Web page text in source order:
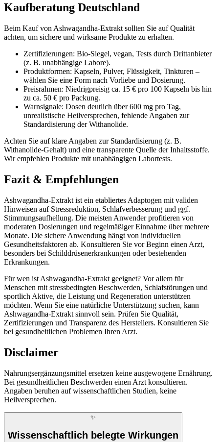
Kaufberatung Deutschland
Beim Kauf von Ashwagandha-Extrakt sollten Sie auf Qualität
achten, um sichere und wirksame Produkte zu erhalten.
Zertifizierungen: Bio-Siegel, vegan, Tests durch Drittanbieter
(z. B. unabhängige Labore).
Produktformen: Kapseln, Pulver, Flüssigkeit, Tinkturen –
wählen Sie eine Form nach Vorliebe und Dosierung.
Preisrahmen: Niedrigpreisig ca. 15 € pro 100 Kapseln bis hin
zu ca. 50 € pro Packung.
Warnsignale: Dosen deutlich über 600 mg pro Tag,
unrealistische Heilversprechen, fehlende Angaben zur
Standardisierung der Withanolide.
Achten Sie auf klare Angaben zur Standardisierung (z. B.
Withanolide-Gehalt) und eine transparente Quelle der Inhaltsstoffe.
Wir empfehlen Produkte mit unabhängigen Labortests.
Fazit & Empfehlungen
Ashwagandha-Extrakt ist ein etabliertes Adaptogen mit validen
Hinweisen auf Stressreduktion, Schlafverbesserung und ggf.
Stimmungsaufhellung. Die meisten Anwender profitieren von
moderaten Dosierungen und regelmäßiger Einnahme über mehrere
Monate. Die sichere Anwendung hängt von individuellen
Gesundheitsfaktoren ab. Konsultieren Sie vor Beginn einen Arzt,
besonders bei Schilddrüsenerkrankungen oder bestehenden
Erkrankungen.
Für wen ist Ashwagandha-Extrakt geeignet? Vor allem für
Menschen mit stressbedingten Beschwerden, Schlafstörungen und
sportlich Aktive, die Leistung und Regeneration unterstützen
möchten. Wenn Sie eine natürliche Unterstützung suchen, kann
Ashwagandha-Extrakt sinnvoll sein. Prüfen Sie Qualität,
Zertifizierungen und Transparenz des Herstellers. Konsultieren Sie
bei gesundheitlichen Problemen Ihren Arzt.
Disclaimer
Nahrungsergänzungsmittel ersetzen keine ausgewogene Ernährung.
Bei gesundheitlichen Beschwerden einen Arzt konsultieren.
Angaben beruhen auf wissenschaftlichen Studien, keine
Heilversprechen.
✨
Wissenschaftlich belegte Wirkungen